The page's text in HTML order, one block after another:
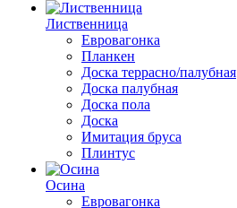
Лиственница
Евровагонка
Планкен
Доска террасно/палубная
Доска палубная
Доска пола
Доска
Имитация бруса
Плинтус
Осина
Евровагонка